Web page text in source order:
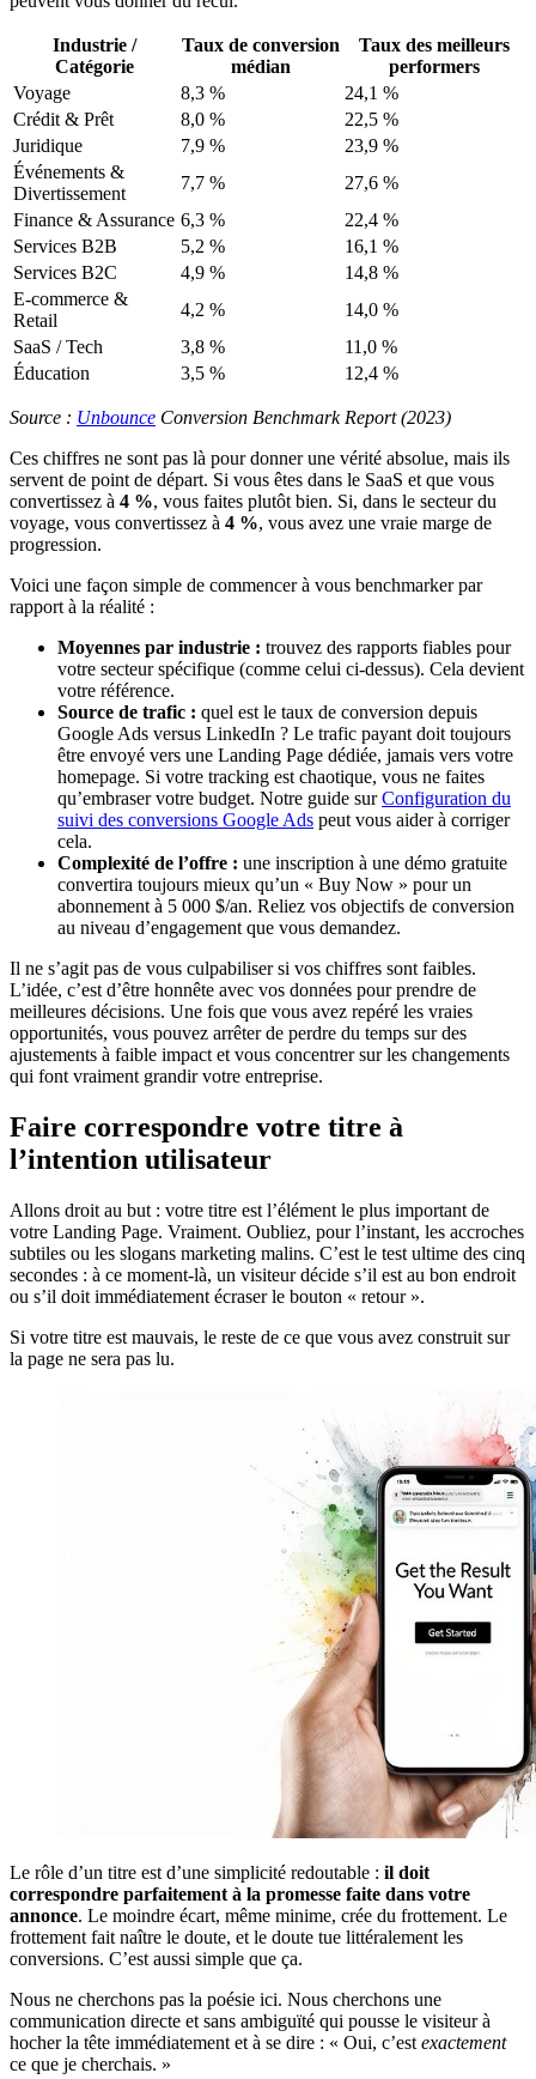
Industrie /
Catégorie
Taux de conversion
médian
Taux des meilleurs
performers
Voyage
8,3 %
24,1 %
Crédit & Prêt
8,0 %
22,5 %
Juridique
7,9 %
23,9 %
Événements &
Divertissement
7,7 %
27,6 %
Finance & Assurance 6,3 %
22,4 %
Services B2B
5,2 %
16,1 %
Services B2C
4,9 %
14,8 %
E-commerce &
Retail
4,2 %
14,0 %
SaaS / Tech
3,8 %
11,0 %
Éducation
3,5 % 12,4 %
Source : Unbounce Conversion Benchmark Report (2023)
Ces chiffres ne sont pas là pour donner une vérité absolue, mais ils
servent de point de départ. Si vous êtes dans le SaaS et que vous
convertissez à 4 %, vous faites plutôt bien. Si, dans le secteur du
voyage, vous convertissez à 4 %, vous avez une vraie marge de
progression.
Voici une façon simple de commencer à vous benchmarker par
rapport à la réalité :
Moyennes par industrie : trouvez des rapports fiables pour
votre secteur spécifique (comme celui ci-dessus). Cela devient
votre référence.
Source de trafic : quel est le taux de conversion depuis
Google Ads versus LinkedIn ? Le trafic payant doit toujours
être envoyé vers une Landing Page dédiée, jamais vers votre
homepage. Si votre tracking est chaotique, vous ne faites
qu’embraser votre budget. Notre guide surConfiguration du
suivi des conversions Google Ads peut vous aider à corriger
cela.
Complexité de l’offre : une inscription à une démo gratuite
convertira toujours mieux qu’un « Buy Now » pour un
abonnement à 5 000 $/an. Reliez vos objectifs de conversion
au niveau d’engagement que vous demandez.
Il ne s’agit pas de vous culpabiliser si vos chiffres sont faibles.
L’idée, c’est d’être honnête avec vos données pour prendre de
meilleures décisions. Une fois que vous avez repéré les vraies
opportunités, vous pouvez arrêter de perdre du temps sur des
ajustements à faible impact et vous concentrer sur les changements
qui font vraiment grandir votre entreprise.
Faire correspondre votre titre à
l’intention utilisateur
Allons droit au but : votre titre est l’élément le plus important de
votre Landing Page. Vraiment. Oubliez, pour l’instant, les accroches
subtiles ou les slogans marketing malins. C’est le test ultime des cinq
secondes : à ce moment-là, un visiteur décide s’il est au bon endroit
ou s’il doit immédiatement écraser le bouton « retour ».
Si votre titre est mauvais, le reste de ce que vous avez construit sur
la page ne sera pas lu.
Le rôle d’un titre est d’une simplicité redoutable : il doit
correspondre parfaitement à la promesse faite dans votre
annonce. Le moindre écart, même minime, crée du frottement. Le
frottement fait naître le doute, et le doute tue littéralement les
conversions. C’est aussi simple que ça.
Nous ne cherchons pas la poésie ici. Nous cherchons une
communication directe et sans ambiguïté qui pousse le visiteur à
hocher la tête immédiatement et à se dire : « Oui, c’est exactement
ce que je cherchais. »